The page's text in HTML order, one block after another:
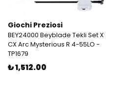
Giochi Preziosi
BEY24000 Beyblade Tekli Set X
CX Arc Mysterious R 4-55LO -
TP1679
₺ 1,512.00